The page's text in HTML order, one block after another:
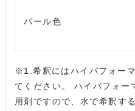
パール色
※1.希釈にはハイパフォー
てください。 ハイパフォー
用剤ですので、水で希釈す